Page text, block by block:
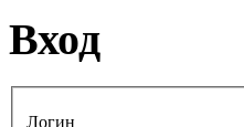
Вход
Логин